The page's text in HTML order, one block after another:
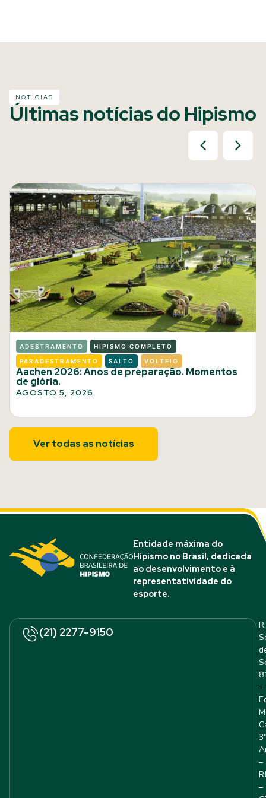
NOTÍCIAS
Últimas notícias do Hipismo
ADESTRAMENTO HIPISMO COMPLETO
PARADESTRAMENTO SALTO VOLTEIO
Aachen 2026: Anos de preparação. Momentos
de glória.
AGOSTO 5, 2026
Ver todas as notícias
Entidade máxima do
Hipismo no Brasil, dedicada
ao desenvolvimento e à
representatividade do
esporte.
(21) 2277-9150
R.
–
–
RJ
–